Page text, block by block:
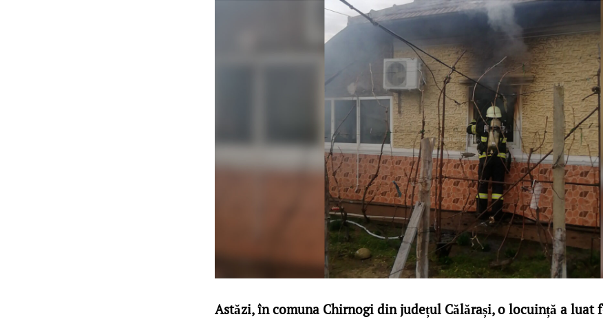
Astăzi, în comuna Chirnogi din județul Călărași, o locuință a luat